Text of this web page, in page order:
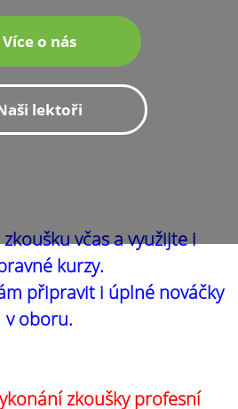
Více o nás
lektoři
včas a využijte i
kurzy.
připravit i úplné nováčky
v oboru.
zkoušky profesní